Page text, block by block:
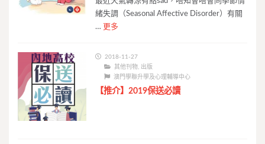
緒失調（Seasonal Affective Disorder）有關
… 更多
2018-11-27
其他刊物, 出版
澳門學聯升學及心理輔導中心
【推介】2019保送必讀